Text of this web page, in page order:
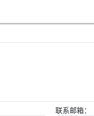
联系邮箱：